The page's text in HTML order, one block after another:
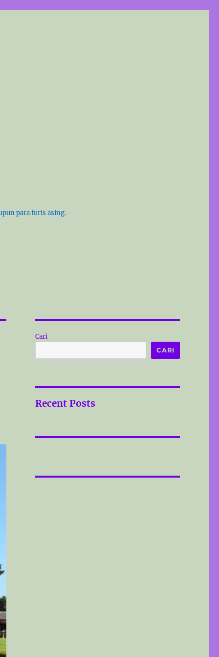
para turis asing.
Cari
CARI
Recent Posts